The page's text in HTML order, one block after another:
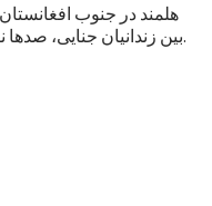
هلمند در جنوب
بین زندانیان جنایی، صدها نفر به اتهام شورشگری نیز زندانی هستند.